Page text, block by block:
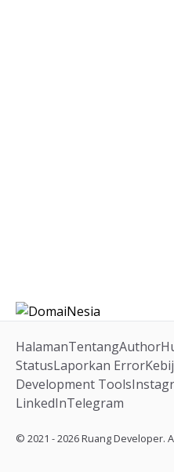
HalamanTentangAuthor
StatusLaporkan Error
Development Tools
LinkedInTelegram
© 2021 - 2026 Ruang Developer.